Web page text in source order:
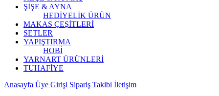
ŞİŞE & AYNA
HEDİYELİK ÜRÜN
MAKAS ÇEŞİTLERİ
SETLER
YAPIŞTIRMA
HOBİ
YARNART ÜRÜNLERİ
TUHAFİYE
Anasayfa Üye Girişi Sipariş Takibi İletişim